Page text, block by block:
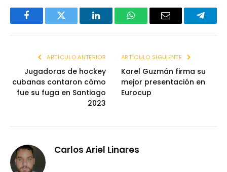
FacebookTwitter LinkedInWhatsAppEmail
ARTÍCULO ANTERIOR
Jugadoras de hockey
cubanas contaron cómo
fue su fuga en Santiago
2023
ARTÍCULO SIGUIENTE
Karel Guzmán firma su
mejor presentación en
Eurocup
Carlos Ariel Linares